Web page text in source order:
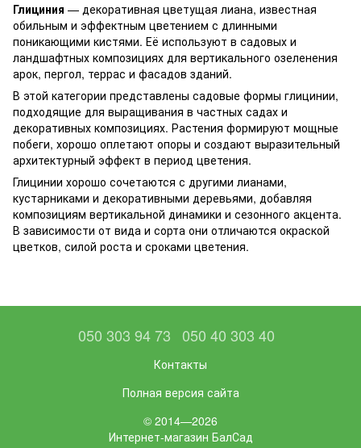
Глициния — декоративная цветущая лиана, известная
обильным и эффектным цветением с длинными
поникающими кистями. Её используют в садовых и
ландшафтных композициях для вертикального озеленения
арок, пергол, террас и фасадов зданий.
В этой категории представлены садовые формы глицинии,
подходящие для выращивания в частных садах и
декоративных композициях. Растения формируют мощные
побеги, хорошо оплетают опоры и создают выразительный
архитектурный эффект в период цветения.
Глицинии хорошо сочетаются с другими лианами,
кустарниками и декоративными деревьями, добавляя
композициям вертикальной динамики и сезонного акцента.
В зависимости от вида и сорта они отличаются окраской
цветков, силой роста и сроками цветения.
050 303 94 73 050 40 303 40
Контакты
Полная версия сайта
© 2014—2026
Интернет-магазин БалСад